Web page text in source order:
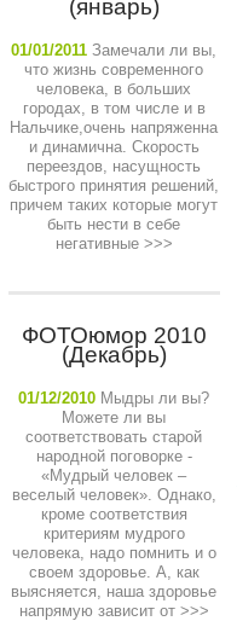
(январь)
01/01/2011 Замечали ли вы,
что жизнь современного
человека, в больших
городах, в том числе и в
Нальчике,очень напряженна
и динамична. Скорость
переездов, насущность
быстрого принятия решений,
причем таких которые могут
быть нести в себе
негативные>>>
ФОТОюмор 2010
(Декабрь)
01/12/2010 Мыдры ли вы?
Можете ли вы
соответствовать старой
народной поговорке -
«Мудрый человек –
веселый человек». Однако,
кроме соответствия
критериям мудрого
человека, надо помнить и о
своем здоровье. А, как
выясняется, наша здоровье
напрямую зависит от>>>